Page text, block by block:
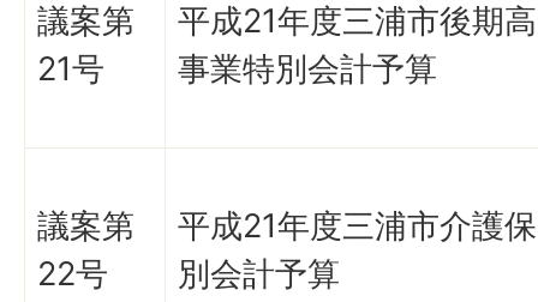
議案第
21号
平成21年度三浦市後期
事業特別会計予算
議案第
22号
平成21年度三浦市介護
別会計予算